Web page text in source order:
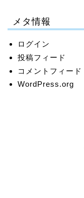
メタ情報
ログイン
投稿フィード
コメントフィード
WordPress.org